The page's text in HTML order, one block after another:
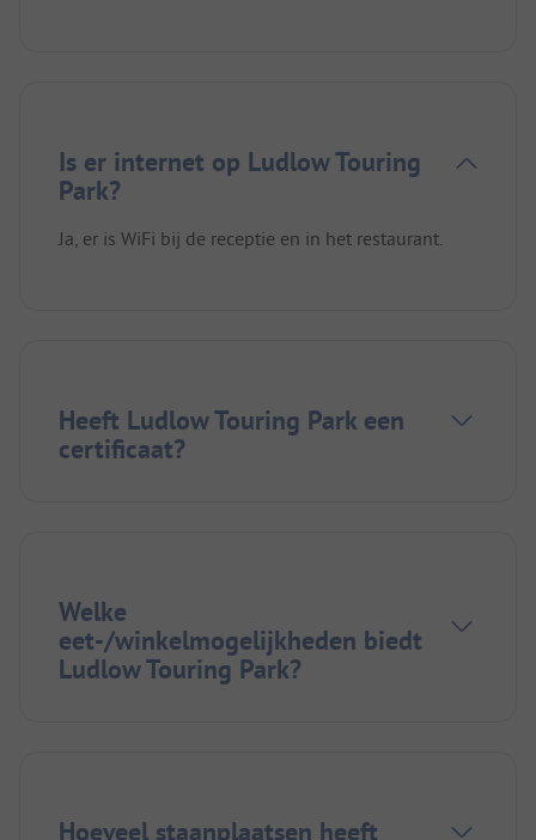
Is er internet op Ludlow Touring
Park?
Ja, er is WiFi bij de receptie en in het restaurant.
Heeft Ludlow Touring Park een
certificaat?
Welke
eet-/winkelmogelijkheden biedt
Ludlow Touring Park?
Hoeveel staanplaatsen heeft